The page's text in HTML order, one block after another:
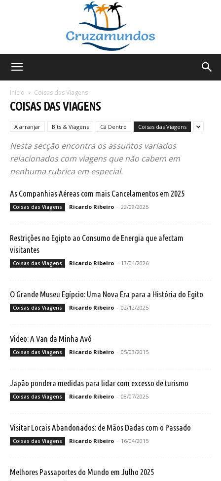
Início Coisas das Viagens
COISAS DAS VIAGENS
A arranjar Bits & Viagens Cá Dentro Coisas das Viagens
Nesta secção encontra os assuntos variados
relacionados com viagens que não cabem em
nenhuma rubrica em especial.
As Companhias Aéreas com mais Cancelamentos em 2025
Coisas das Viagens Ricardo Ribeiro - 22/09/2025
Restrições no Egipto ao Consumo de Energia que afectam
visitantes
Coisas das Viagens Ricardo Ribeiro - 13/04/2026
O Grande Museu Egípcio: Uma Nova Era para a História do Egito
Coisas das Viagens Ricardo Ribeiro - 02/12/2025
Video: A Van da Minha Avó
Coisas das Viagens Ricardo Ribeiro - 05/03/2015
Japão pondera medidas para lidar com excesso de turismo
Coisas das Viagens Ricardo Ribeiro - 08/07/2025
Visitar Locais Abandonados: de Mãos Dadas com o Passado
Coisas das Viagens Ricardo Ribeiro - 16/04/2015
Melhores Passaportes do Mundo em Julho 2025